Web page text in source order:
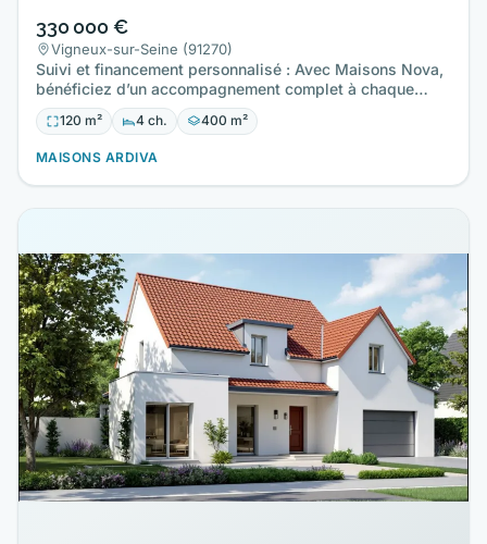
330 000 €
Vigneux-sur-Seine (91270)
Suivi et financement personnalisé : Avec Maisons Nova,
bénéficiez d’un accompagnement complet à chaque
étape pour mener…
120 m² 4 ch. 400 m²
MAISONS ARDIVA